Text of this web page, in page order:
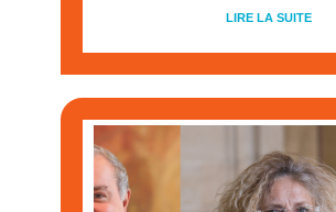
LIRE LA SUITE